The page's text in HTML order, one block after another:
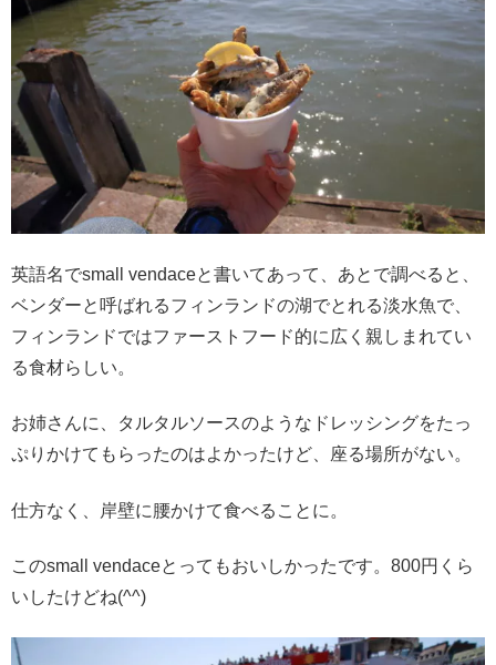
英語名でsmall vendaceと書いてあって、あとで調べると、
ベンダーと呼ばれるフィンランドの湖でとれる淡水魚で、
フィンランドではファーストフード的に広く親しまれてい
る食材らしい。
お姉さんに、タルタルソースのようなドレッシングをたっ
ぷりかけてもらったのはよかったけど、座る場所がない。
仕方なく、岸壁に腰かけて食べることに。
このsmall vendaceとってもおいしかったです。800円くら
いしたけどね(^^)